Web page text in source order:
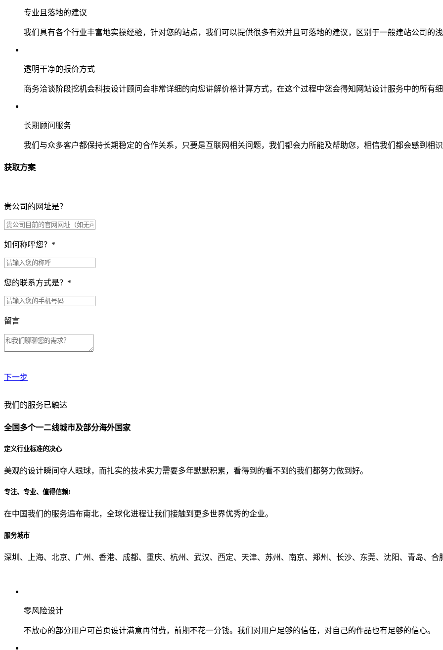
专业且落地的建议
我们具有各个行业丰富地实操经验，针对您的站点，我们可以提供很多有效并且可落地的建议，区别于一般建站公司的
透明干净的报价方式
商务洽谈阶段挖机会科技设计顾问会非常详细的向您讲解价格计算方式，在这个过程中您会得知网站设计服务中的所有
长期顾问服务
我们与众多客户都保持长期稳定的合作关系，只要是互联网相关问题，我们都会力所能及帮助您，相信我们都会感到相
获取方案
贵公司的网址是？
如何称呼您？ *
您的联系方式是？ *
留言
下一步
贵公司预算范围是？
贵公司的团队规模是？
从哪里了解到我们？
我们的服务已触达
全国多个一二线城市及部分海外国家
定义行业标准的决心
美观的设计瞬间夺人眼球，而扎实的技术实力需要多年默默积累，看得到的看不到的我们都努力做到好。
专注、专业、值得信赖!
在中国我们的服务遍布南北，全球化进程让我们接触到更多世界优秀的企业。
服务城市
深圳、上海、北京、广州、香港、成都、重庆、杭州、武汉、西定、天津、苏州、南京、郑州、长沙、东莞、沈阳、青岛、合
零风险设计
不放心的部分用户可首页设计满意再付费，前期不花一分钱。我们对用户足够的信任，对自己的作品也有足够的信心。